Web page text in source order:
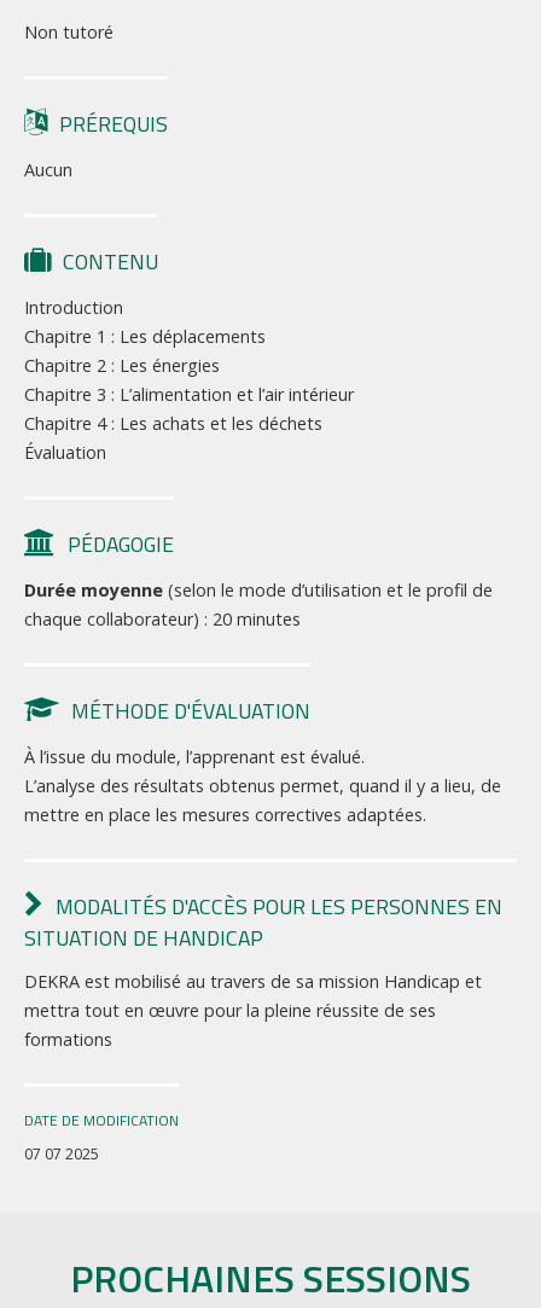
Non tutoré
PRÉREQUIS
Aucun
CONTENU
Introduction
Chapitre 1 : Les déplacements
Chapitre 2 : Les énergies
Chapitre 3 : L’alimentation et l’air intérieur
Chapitre 4 : Les achats et les déchets
Évaluation
PÉDAGOGIE
Durée moyenne (selon le mode d’utilisation et le profil de
chaque collaborateur) : 20 minutes
MÉTHODE D'ÉVALUATION
À l’issue du module, l’apprenant est évalué.
L’analyse des résultats obtenus permet, quand il y a lieu, de
mettre en place les mesures correctives adaptées.
MODALITÉS D'ACCÈS POUR LES PERSONNES EN
SITUATION DE HANDICAP
DEKRA est mobilisé au travers de sa mission Handicap et
mettra tout en œuvre pour la pleine réussite de ses
formations
DATE DE MODIFICATION
07 07 2025
PROCHAINES SESSIONS